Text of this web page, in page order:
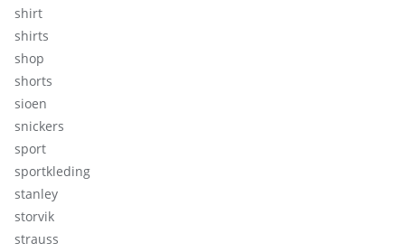
shirt
shirts
shop
shorts
sioen
snickers
sport
sportkleding
stanley
storvik
strauss